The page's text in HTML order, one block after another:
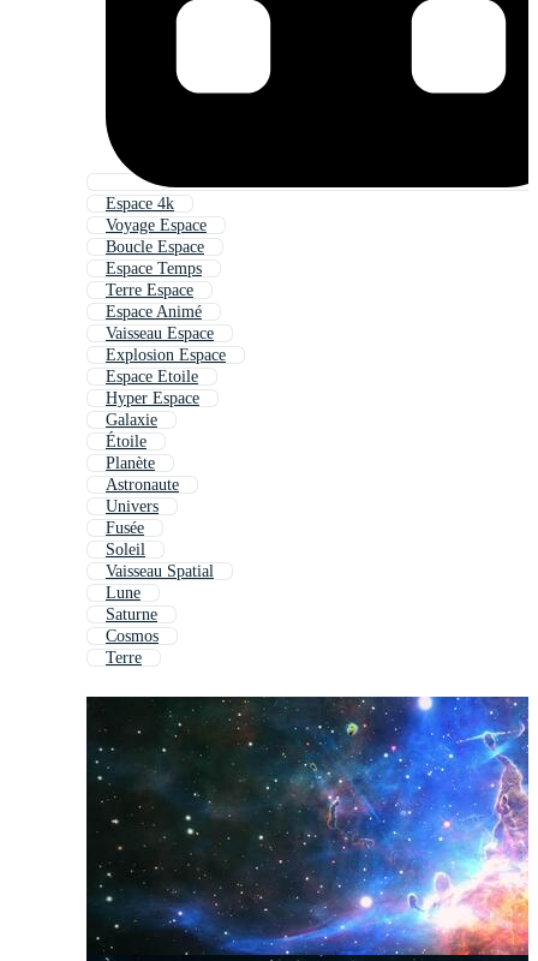
Espace 4k
Voyage Espace
Boucle Espace
Espace Temps
Terre Espace
Espace Animé
Vaisseau Espace
Explosion Espace
Espace Etoile
Hyper Espace
Galaxie
Étoile
Planète
Astronaute
Univers
Fusée
Soleil
Vaisseau Spatial
Lune
Saturne
Cosmos
Terre